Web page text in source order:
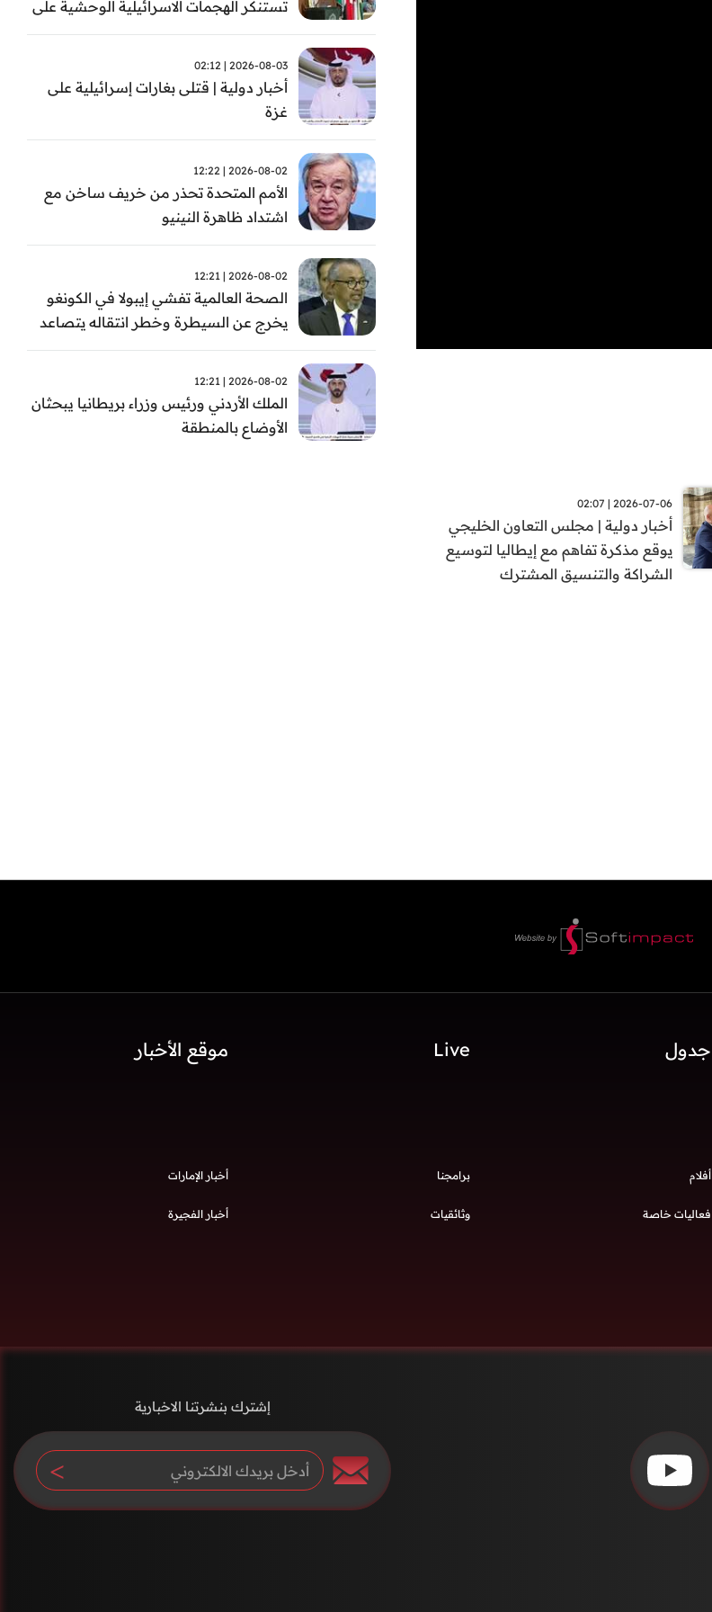
2026-07-06 | 02:07
أخبار دولية | مجلس التعاون الخليجي
يوقع مذكرة تفاهم مع إيطاليا لتوسيع
الشراكة والتنسيق المشترك
تستنكر الهجمات الاسرائيلية الوحشية على
قطاع غزة
2026-08-03 | 02:12
أخبار دولية | قتلى بغارات إسرائيلية على
غزة
2026-08-02 | 12:22
الأمم المتحدة تحذر من خريف ساخن مع
اشتداد ظاهرة النينيو
2026-08-02 | 12:21
الصحة العالمية تفشي إيبولا في الكونغو
يخرج عن السيطرة وخطر انتقاله يتصاعد
2026-08-02 | 12:21
الملك الأردني ورئيس وزراء بريطانيا يبحثان
الأوضاع بالمنطقة
جدول Live موقع الأخبار
أفلام برامجنا
فعاليات خاصة وثائقيات
أخبار الإمارات
أخبار الفجيرة
إشترك بنشرتنا الاخبارية